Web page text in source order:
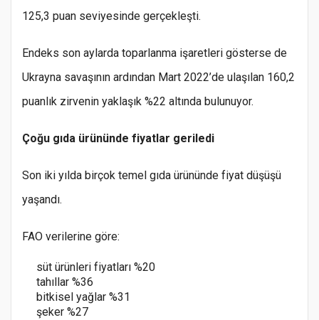
125,3 puan seviyesinde gerçekleşti.
Endeks son aylarda toparlanma işaretleri gösterse de
Ukrayna savaşının ardından Mart 2022’de ulaşılan 160,2
puanlık zirvenin yaklaşık %22 altında bulunuyor.
Çoğu gıda ürününde fiyatlar geriledi
Son iki yılda birçok temel gıda ürününde fiyat düşüşü
yaşandı.
FAO verilerine göre:
süt ürünleri fiyatları %20
tahıllar %36
bitkisel yağlar %31
şeker %27